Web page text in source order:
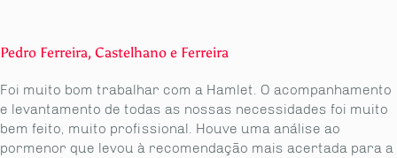
Pedro Ferreira, Castelhano e Ferreira
Foi muito bom trabalhar com a Hamlet. O acompanhamento
e levantamento de todas as nossas necessidades foi muito
bem feito, muito profissional. Houve uma análise ao
pormenor que levou à recomendação mais acertada para a